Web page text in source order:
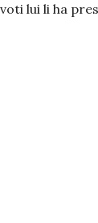
lui li ha